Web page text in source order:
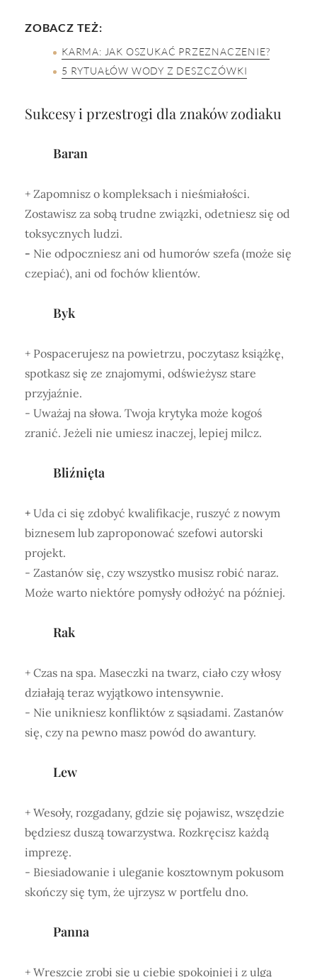
ZOBACZ TEŻ:
KARMA: JAK OSZUKAĆ PRZEZNACZENIE?
5 RYTUAŁÓW WODY Z DESZCZÓWKI
Sukcesy i przestrogi dla znaków zodiaku
Baran
+ Zapomnisz o kompleksach i nieśmiałości.
Zostawisz za sobą trudne związki, odetniesz się od
toksycznych ludzi.
- Nie odpoczniesz ani od humorów szefa (może się
czepiać), ani od fochów klientów.
Byk
+ Pospacerujesz na powietrzu, poczytasz książkę,
spotkasz się ze znajomymi, odświeżysz stare
przyjaźnie.
- Uważaj na słowa. Twoja krytyka może kogoś
zranić. Jeżeli nie umiesz inaczej, lepiej milcz.
Bliźnięta
+ Uda ci się zdobyć kwalifikacje, ruszyć z nowym
biznesem lub zaproponować szefowi autorski
projekt.
- Zastanów się, czy wszystko musisz robić naraz.
Może warto niektóre pomysły odłożyć na później.
Rak
+ Czas na spa. Maseczki na twarz, ciało czy włosy
działają teraz wyjątkowo intensywnie.
- Nie unikniesz konfliktów z sąsiadami. Zastanów
się, czy na pewno masz powód do awantury.
Lew
+ Wesoły, rozgadany, gdzie się pojawisz, wszędzie
będziesz duszą towarzystwa. Rozkręcisz każdą
imprezę.
- Biesiadowanie i uleganie kosztownym pokusom
skończy się tym, że ujrzysz w portfelu dno.
Panna
+ Wreszcie zrobi się u ciebie spokojniej i z ulgą